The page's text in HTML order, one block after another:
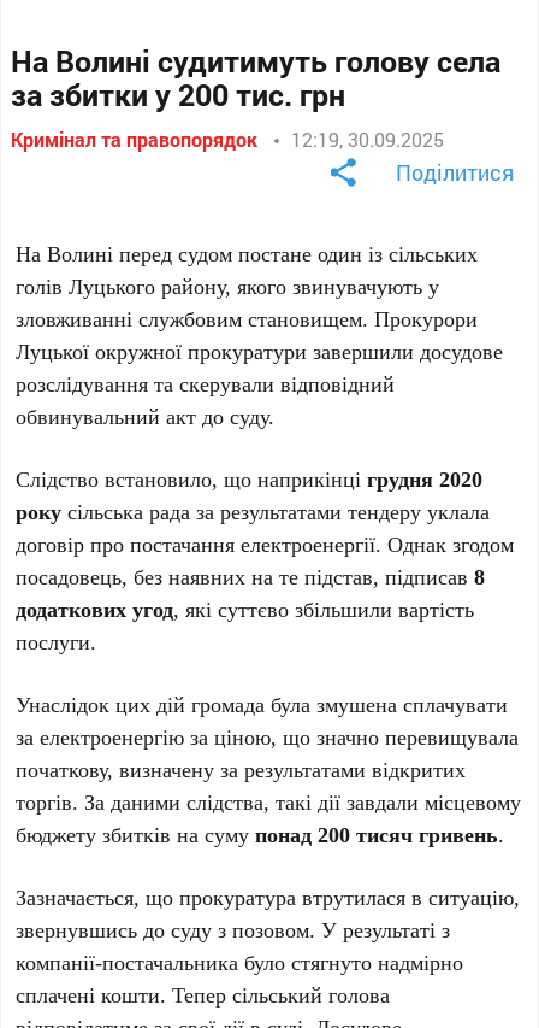
На Волині судитимуть голову села
за збитки у 200 тис. грн
Кримінал та правопорядок 12:19, 30.09.2025
Поділитися
На Волині перед судом постане один із сільських
голів Луцького району, якого звинувачують у
зловживанні службовим становищем. Прокурори
Луцької окружної прокуратури завершили досудове
розслідування та скерували відповідний
обвинувальний акт до суду.
Слідство встановило, що наприкінцігрудня 2020
року сільська рада за результатами тендеру уклала
договір про постачання електроенергії. Однак згодом
посадовець, без наявних на те підстав, підписав8
додаткових угод, які суттєво збільшили вартість
послуги.
Унаслідок цих дій громада була змушена сплачувати
за електроенергію за ціною, що значно перевищувала
початкову, визначену за результатами відкритих
торгів. За даними слідства, такі дії завдали місцевому
бюджету збитків на сумупонад 200 тисяч гривень.
Зазначається, що прокуратура втрутилася в ситуацію,
звернувшись до суду з позовом. У результаті з
компанії-постачальника було стягнуто надмірно
сплачені кошти. Тепер сільський голова